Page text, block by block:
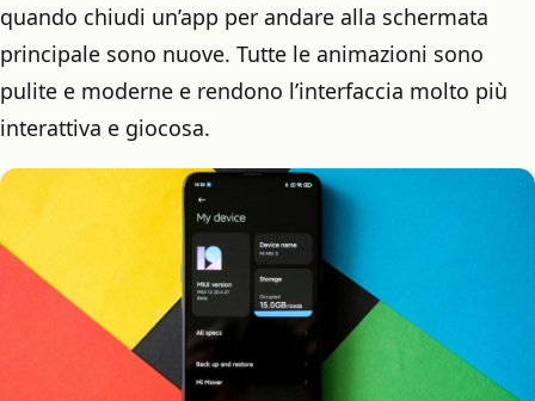
quando chiudi un’app per andare alla schermata
principale sono nuove. Tutte le animazioni sono
pulite e moderne e rendono l’interfaccia molto più
interattiva e giocosa.